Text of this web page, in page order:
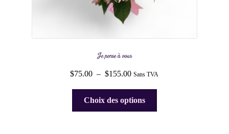
Je pense à vous
$75.00 – $155.00Plage
prix :
$75.00
Sans TVA
Choix des options